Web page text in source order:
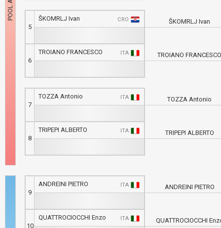
5
ŠKOMRLJ Ivan CRO
6
TROIANO FRANCESCO ITA
7
TOZZA Antonio ITA
8
TRIPEPI ALBERTO ITA
ŠKOMRLJ Ivan
TROIANO FRANCESCO
TOZZA Antonio
TRIPEPI ALBERTO
9
ANDREINI PIETRO ITA
10
QUATTROCIOCCHI Enzo ITA
ANDREINI PIETRO
QUATTROCIOCCHI